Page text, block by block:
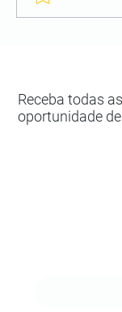
Receba todas
oportunidade